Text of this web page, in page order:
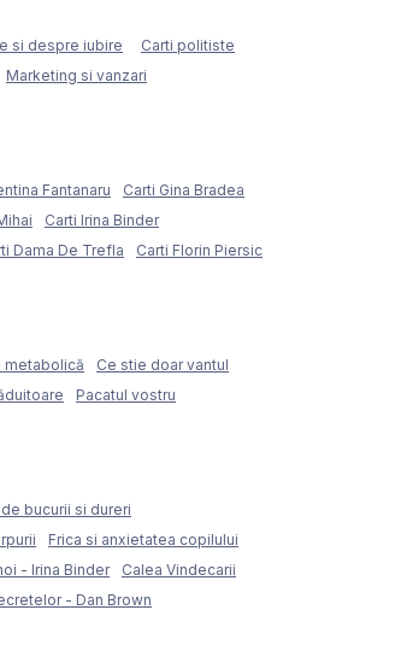
si despre iubire
Carti politiste
Marketing si vanzari
Fantanaru
Carti Gina Bradea
Carti Irina Binder
Dama De Trefla
Carti Florin Piersic
metabolică
Ce stie doar vantul
Pacatul vostru
bucurii si dureri
Frica si anxietatea copilului
- Irina Binder
Calea Vindecarii
- Dan Brown